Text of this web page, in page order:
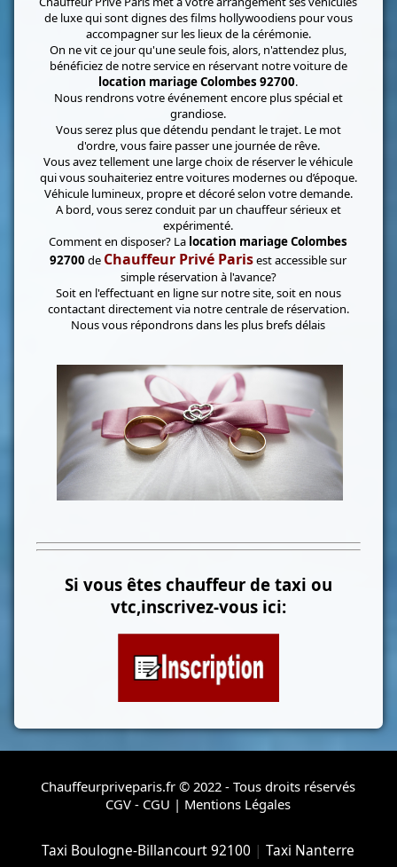
de luxe qui sont dignes des films hollywoodiens pour vous
accompagner sur les lieux de la cérémonie.
On ne vit ce jour qu'une seule fois, alors, n'attendez plus,
bénéficiez de notre service en réservant notre voiture de
location mariage Colombes 92700.
Nous rendrons votre événement encore plus spécial et
grandiose.
Vous serez plus que détendu pendant le trajet. Le mot
d'ordre, vous faire passer une journée de rêve.
Vous avez tellement une large choix de réserver le véhicule
qui vous souhaiteriez entre voitures modernes ou d’époque.
Véhicule lumineux, propre et décoré selon votre demande.
A bord, vous serez conduit par un chauffeur sérieux et
expérimenté.
Comment en disposer? La location mariage Colombes
92700de Chauffeur Privé Parisest accessible sur
simple réservation à l'avance?
Soit en l'effectuant en ligne sur notre site, soit en nous
contactant directement via notre centrale de réservation.
Nous vous répondrons dans les plus brefs délais
Si vous êtes chauffeur de taxi ou
vtc,inscrivez-vous ici:
Chauffeurpriveparis.fr © 2022 - Tous droits réservés
CGV - CGU | Mentions Légales
Taxi Boulogne-Billancourt 92100 |Taxi Nanterre